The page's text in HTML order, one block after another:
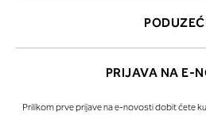
PRIJAVA NA E-
Prilikom prve prijave na e-novosti dobit ćete